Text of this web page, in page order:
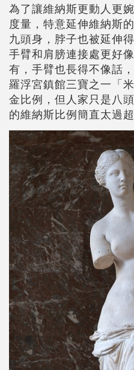
為了讓維納斯更動人更
度量，特意延伸維納斯
九頭身，脖子也被延伸
手臂和肩膀連接處更好
有，手臂也長得不像話
羅浮宮鎮館三寶之一「
金比例，但人家只是八
的維納斯比例簡直太過超